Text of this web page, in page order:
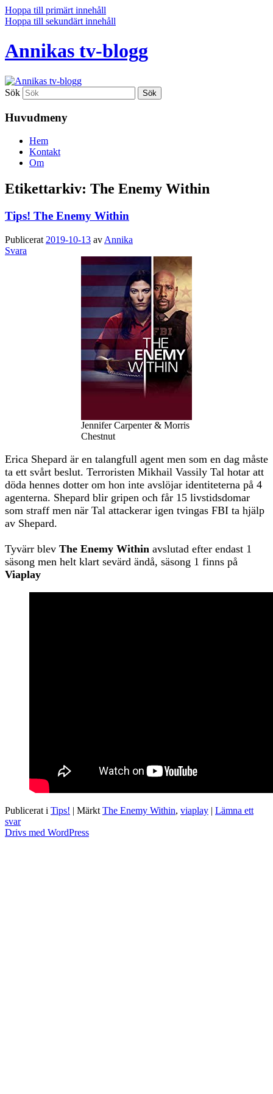
Hoppa till primärt innehåll
Hoppa till sekundärt innehåll
Annikas tv-blogg
Sök
Huvudmeny
Hem
Kontakt
Om
Etikettarkiv: The Enemy Within
Tips! The Enemy Within
Publicerat 2019-10-13 av Annika
Svara
Jennifer Carpenter & Morris
Chestnut
Erica Shepard är en talangfull agent men som en dag måste
ta ett svårt beslut. Terroristen Mikhail Vassily Tal hotar att
döda hennes dotter om hon inte avslöjar identiteterna på 4
agenterna. Shepard blir gripen och får 15 livstidsdomar
som straff men när Tal attackerar igen tvingas FBI ta hjälp
av Shepard.
Tyvärr blev The Enemy Within avslutad efter endast 1
säsong men helt klart sevärd ändå, säsong 1 finns på
Viaplay
Publicerat i Tips! | Märkt The Enemy Within, viaplay | Lämna ett
svar
Drivs med WordPress